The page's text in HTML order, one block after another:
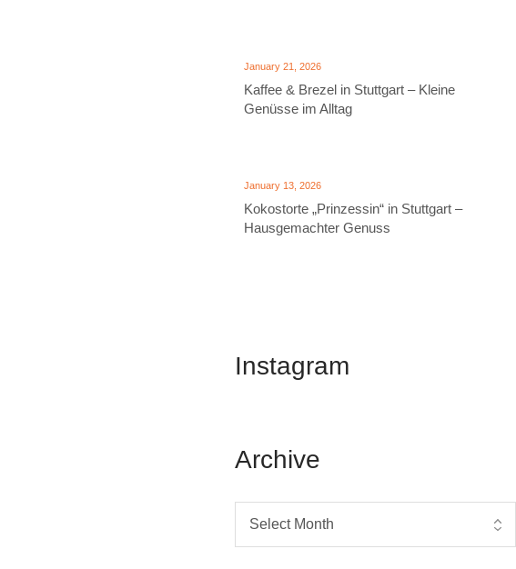
January 21, 2026
Kaffee & Brezel in Stuttgart – Kleine
Genüsse im Alltag
January 13, 2026
Kokostorte „Prinzessin“ in Stuttgart –
Hausgemachter Genuss
Instagram
Archive